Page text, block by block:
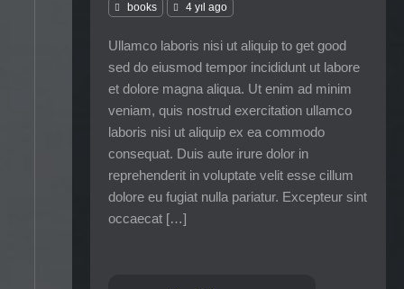
books 4 yıl ago
Ullamco laboris nisi ut aliquip to get good
sed do eiusmod tempor incididunt ut labore
et dolore magna aliqua. Ut enim ad minim
veniam, quis nostrud exercitation ullamco
laboris nisi ut aliquip ex ea commodo
consequat. Duis aute irure dolor in
reprehenderit in voluptate velit esse cillum
dolore eu fugiat nulla pariatur. Excepteur sint
occaecat […]